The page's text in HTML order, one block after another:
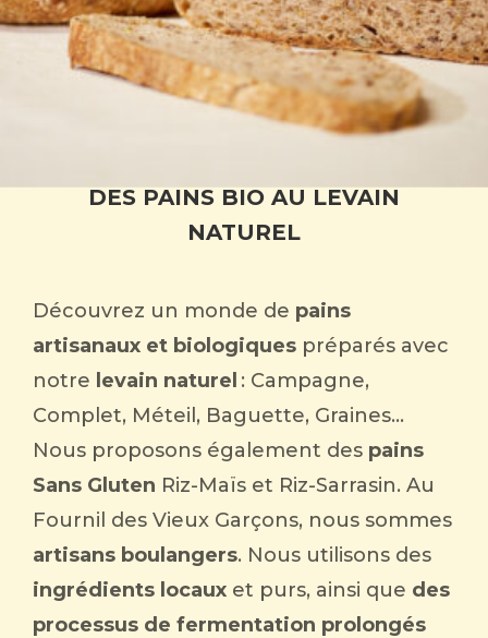
DES PAINS BIO AU LEVAIN
NATUREL
Découvrez un monde de pains
artisanaux et biologiques préparés avec
notre levain naturel : Campagne,
Complet, Méteil, Baguette, Graines…
Nous proposons également des pains
Sans Gluten Riz-Maïs et Riz-Sarrasin. Au
Fournil des Vieux Garçons, nous sommes
artisans boulangers. Nous utilisons des
ingrédients locaux et purs, ainsi que des
processus de fermentation prolongés